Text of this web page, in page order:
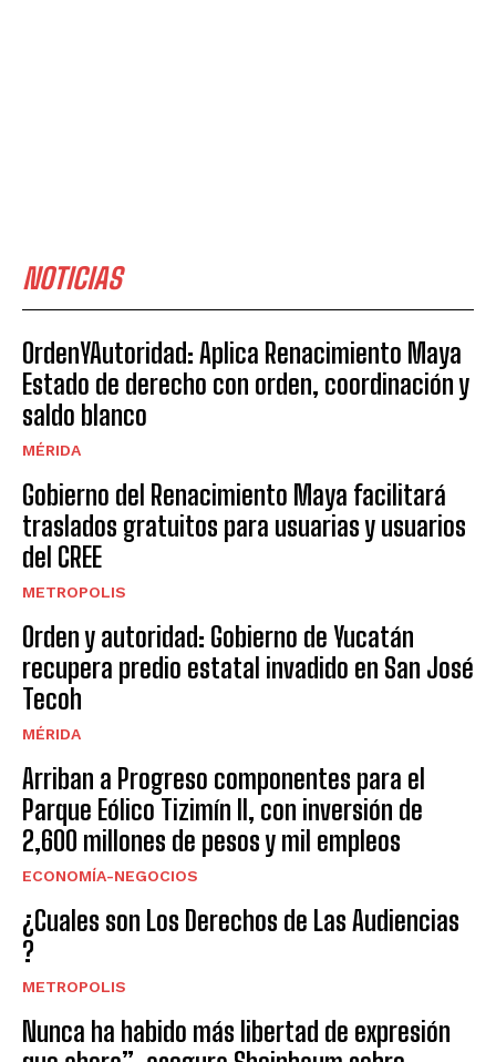
NOTICIAS
OrdenYAutoridad: Aplica Renacimiento Maya
Estado de derecho con orden, coordinación y
saldo blanco
MÉRIDA
Gobierno del Renacimiento Maya facilitará
traslados gratuitos para usuarias y usuarios
del CREE
METROPOLIS
Orden y autoridad: Gobierno de Yucatán
recupera predio estatal invadido en San José
Tecoh
MÉRIDA
Arriban a Progreso componentes para el
Parque Eólico Tizimín II, con inversión de
2,600 millones de pesos y mil empleos
ECONOMÍA-NEGOCIOS
¿Cuales son Los Derechos de Las Audiencias
?
METROPOLIS
Nunca ha habido más libertad de expresión